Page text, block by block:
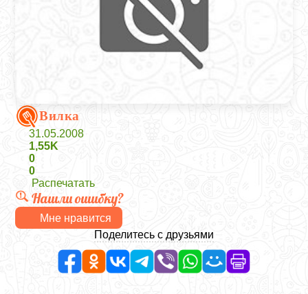
Вилка
31.05.2008
1,55K
0
0
Распечатать
Нашли ошибку?
Мне нравится
Поделитесь с друзьями